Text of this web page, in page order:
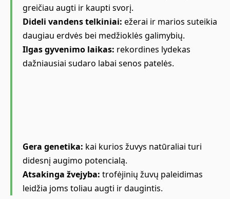
greičiau augti ir kaupti svorį.
Dideli vandens telkiniai: ežerai ir marios suteikia
daugiau erdvės bei medžioklės galimybių.
Ilgas gyvenimo laikas: rekordines lydekas
dažniausiai sudaro labai senos patelės.
Gera genetika: kai kurios žuvys natūraliai turi
didesnį augimo potencialą.
Atsakinga žvejyba: trofėjinių žuvų paleidimas
leidžia joms toliau augti ir daugintis.